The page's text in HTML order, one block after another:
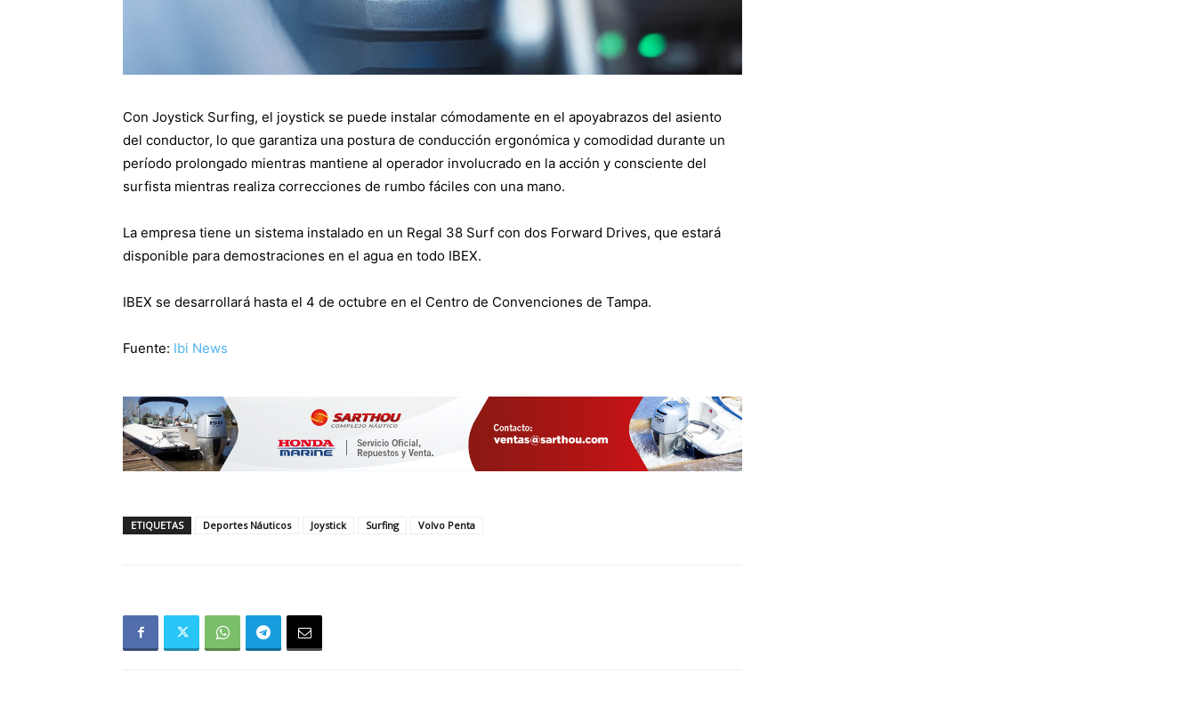
Con Joystick Surfing, el joystick se puede instalar cómodamente en el apoyabrazos del asiento
del conductor, lo que garantiza una postura de conducción ergonómica y comodidad durante un
período prolongado mientras mantiene al operador involucrado en la acción y consciente del
surfista mientras realiza correcciones de rumbo fáciles con una mano.
La empresa tiene un sistema instalado en un Regal 38 Surf con dos Forward Drives, que estará
disponible para demostraciones en el agua en todo IBEX.
IBEX se desarrollará hasta el 4 de octubre en el Centro de Convenciones de Tampa.
Fuente: Ibi News
ETIQUETAS Deportes Náuticos Joystick Surfing Volvo Penta